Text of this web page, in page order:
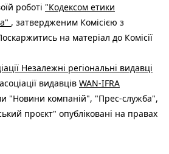
роботі "Кодексом етики
, затвердженим Комісією з
на матеріал до Комісії
Незалежні регіональні видавці
видавців WAN-IFRA
"Новини компаній", "Прес-служба",
проєкт" опубліковані на правах